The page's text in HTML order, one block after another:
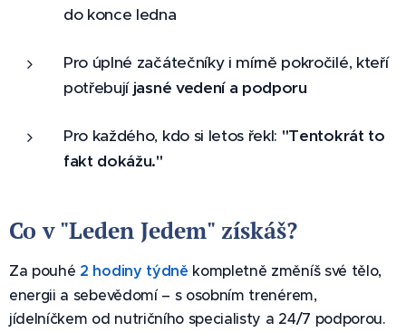
do konce ledna
Pro úplné začátečníky i mírně pokročilé, kteří
potřebují jasné vedení a podporu
Pro každého, kdo si letos řekl: "Tentokrát to
fakt dokážu."
Co v "Leden Jedem" získáš? 🎁
Za pouhé 2 hodiny týdně kompletně změníš své tělo,
energii a sebevědomí – s osobním trenérem,
jídelníčkem od nutričního specialisty a 24/7 podporou.